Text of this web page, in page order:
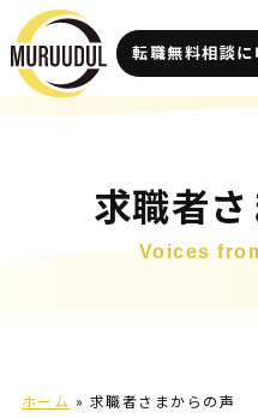
転職無料相談に
求職者
Voices
ホーム » 求職者さまからの声